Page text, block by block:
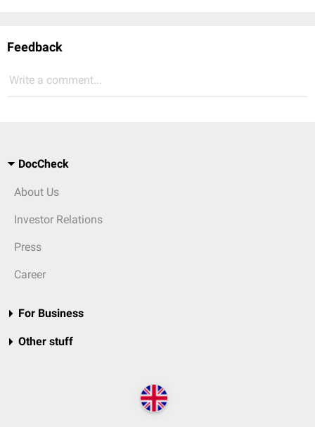
Feedback
Write a comment...
DocCheck
About Us
Investor Relations
Press
Career
For Business
Other stuff